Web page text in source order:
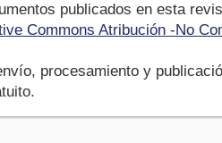
publicados en esta
Commons Atribución -No
procesamiento y